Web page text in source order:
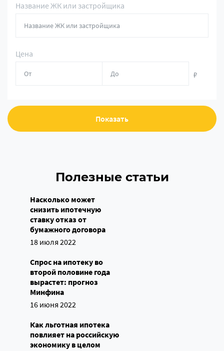
Название ЖК или застройщика
Цена
₽
Показать
Полезные статьи
Насколько может
снизить ипотечную
ставку отказ от
бумажного договора
18 июля 2022
Спрос на ипотеку во
второй половине года
вырастет: прогноз
Минфина
16 июня 2022
Как льготная ипотека
повлияет на российскую
экономику в целом